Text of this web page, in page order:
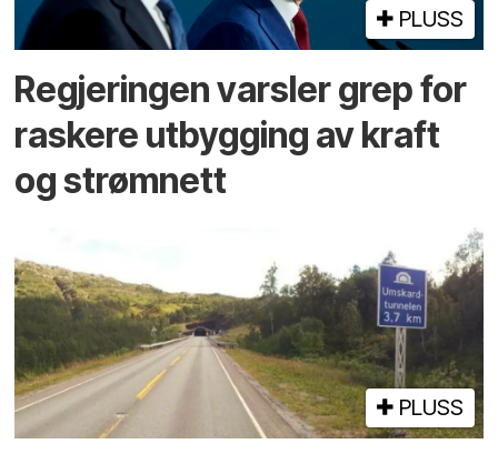
PLUSS
Regjeringen varsler grep for
raskere utbygging av kraft
og strømnett
PLUSS